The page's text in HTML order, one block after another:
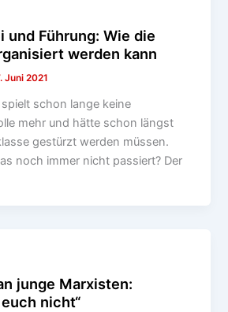
und Führung: Wie die
werden kann
Juni 2021
schon lange keine
mehr und hätte schon längst
gestürzt werden müssen.
noch immer nicht passiert? Der
junge Marxisten:
nicht“